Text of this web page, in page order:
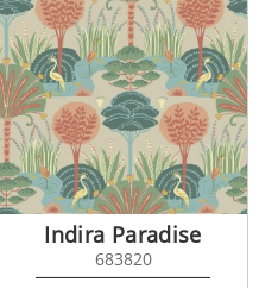
Indira Paradise
683820